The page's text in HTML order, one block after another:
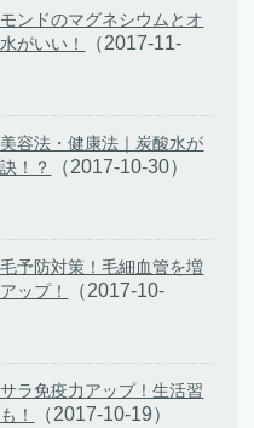
ンドのマグネシウムとオ
がいい！
（2017-11-
容法・健康法｜炭酸水が
！？
（2017-10-30）
予防対策！毛細血管を増
ップ！
（2017-10-
ラ免疫力アップ！生活習
！
（2017-10-19）